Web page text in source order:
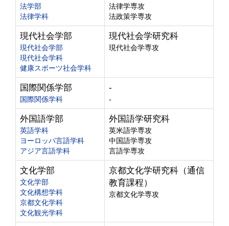
法学部
法律学科
法律学専攻
法政策学専攻
現代社会学部
現代社会学部
現代社会学科
健康スポーツ社会学科
現代社会学研究科
現代社会学専攻
国際関係学部
国際関係学科
-
-
外国語学部
英語学科
ヨーロッパ言語学科
アジア言語学科
外国語学研究科
英米語学専攻
中国語学専攻
言語学専攻
文化学部
文化学部
文化構想学科
京都文化学科
文化観光学科
京都文化学研究科（通信
教育課程）
京都文化学専攻